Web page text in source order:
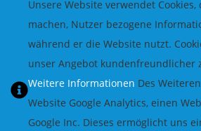
Unsere Website verwendet Cookies,
machen, Nutzer bezogene
während er die Website nutzt.
unser Angebot kundenfreundlicher
Weitere Informationen Des
Website Google Analytics, einen
Google Inc. Dieses ermöglicht uns